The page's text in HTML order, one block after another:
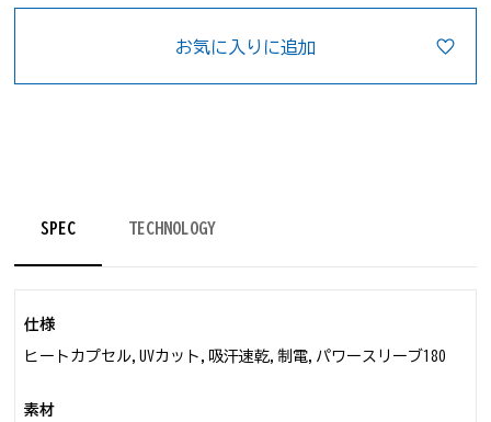
お気に入りに追加
SPEC TECHNOLOGY
仕様
ヒートカプセル,UVカット,吸汗速乾,制電,パワースリーブ180
素材